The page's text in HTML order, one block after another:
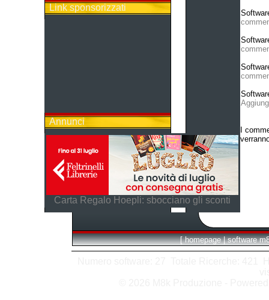
Link sponsorizzati
Annunci
Carta Regalo Hoepli: sbocciano gli sconti
I
[ homepage | software